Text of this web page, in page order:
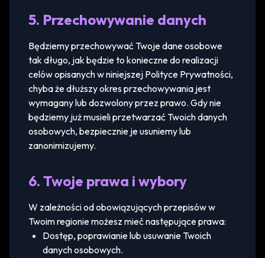
5. Przechowywanie danych
Będziemy przechowywać Twoje dane osobowe
tak długo, jak będzie to konieczne do realizacji
celów opisanych w niniejszej Polityce Prywatności,
chyba że dłuższy okres przechowywania jest
wymagany lub dozwolony przez prawo. Gdy nie
będziemy już musieli przetwarzać Twoich danych
osobowych, bezpiecznie je usuniemy lub
zanonimizujemy.
6. Twoje prawa i wybory
W zależności od obowiązujących przepisów w
Twoim regionie możesz mieć następujące prawa:
Dostęp, poprawianie lub usuwanie Twoich
danych osobowych.